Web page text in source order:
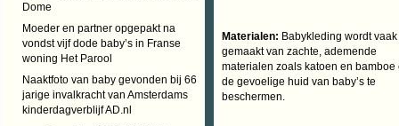
Dome
Moeder en partner opgepakt na
vondst vijf dode baby’s in Franse
woning Het Parool
Naaktfoto van baby gevonden bij 66
jarige invalkracht van Amsterdams
kinderdagverblijf AD.nl
Materialen: Babykleding wordt vaak
gemaakt van zachte, ademende
materialen zoals katoen en bamboe
de gevoelige huid van baby’s te
beschermen.